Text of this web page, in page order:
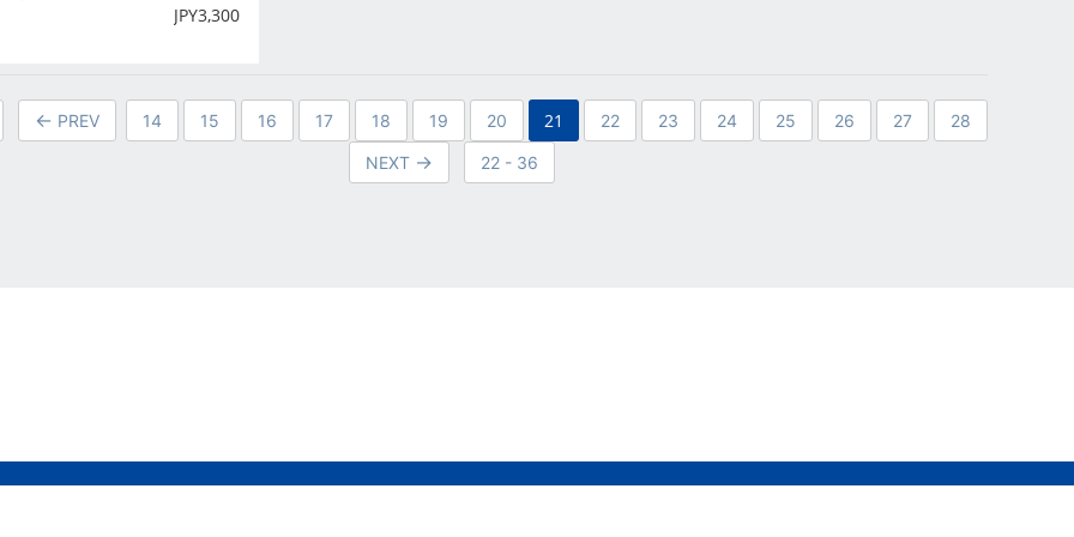
JPY3,300
PREV 14 15 16 17 18 19 20 21 22 23 24 25 26 27 28
NEXT 22 - 36